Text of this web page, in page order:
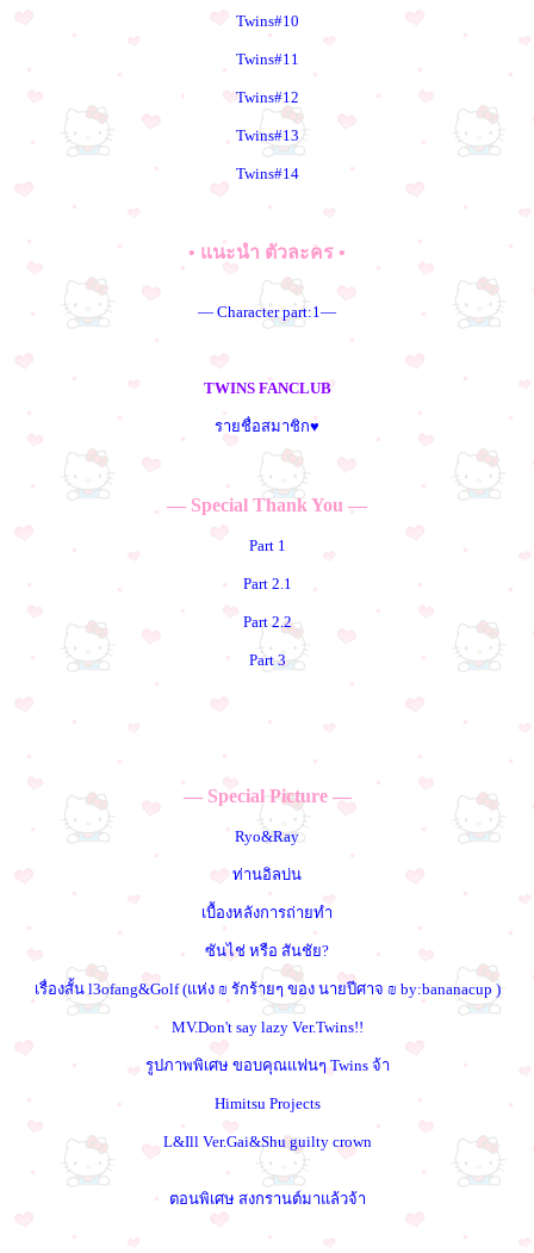
Twins#10
Twins#11
Twins#12
Twins#13
Twins#14
• แนะนำ ตัวละคร •
— Character part:1—
TWINS FANCLUB
รายชื่อสมาชิก♥
— Special Thank You —
Part 1
Part 2.1
Part 2.2
Part 3
— Special Picture —
Ryo&Ray
ท่านอิลบ่น
เบื้องหลังการถ่ายทำ
ซันไช่ หรือ สันชัย?
เรื่องสั้น l3ofang&Golf (แห่ง ₪ รักร้ายๆ ของ นายปีศาจ ₪ by:bananacup )
MV.Don't say lazy Ver.Twins!!
รูปภาพพิเศษ ขอบคุณแฟนๆ Twins จ้า
Himitsu Projects
L&Ill Ver.Gai&Shu guilty crown
ตอนพิเศษ สงกรานต์มาแล้วจ้า